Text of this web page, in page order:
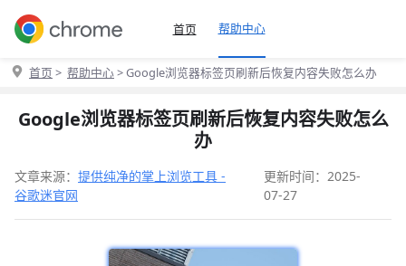
首页 帮助中心
首页 > 帮助中心> Google浏览器标签页刷新后恢复内容失败怎么办
Google浏览器标签页刷新后恢复内容失败怎么
办
文章来源： 提供纯净的掌上浏览工具 -
谷歌迷官网
更新时间：2025-
07-27